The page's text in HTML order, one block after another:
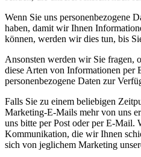
Wenn Sie uns personenbezogene
haben, damit wir Ihnen
können, werden wir dies tun, bis
Ansonsten werden wir Sie fragen,
diese Arten von Informationen per
personenbezogene Daten zur
Falls Sie zu einem beliebigen
Marketing-E-Mails mehr von uns
uns bitte per Post oder per E-Mail.
Kommunikation, die wir Ihnen
sich von jeglichem Marketing